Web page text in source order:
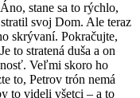
stane sa to rýchlo,
svoj Dom. Ale teraz
skrývaní. Pokračujte,
to stratená duša a on
Veľmi skoro ho
to, Petrov trón nemá
to videli všetci – a to